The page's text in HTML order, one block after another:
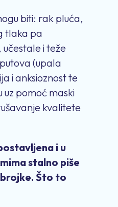
biti: rak pluća,
tlaka pa
i teže
(upala
i anksioznost te
uz pomoć maski
kvalitete
i u
stalno piše
Što to